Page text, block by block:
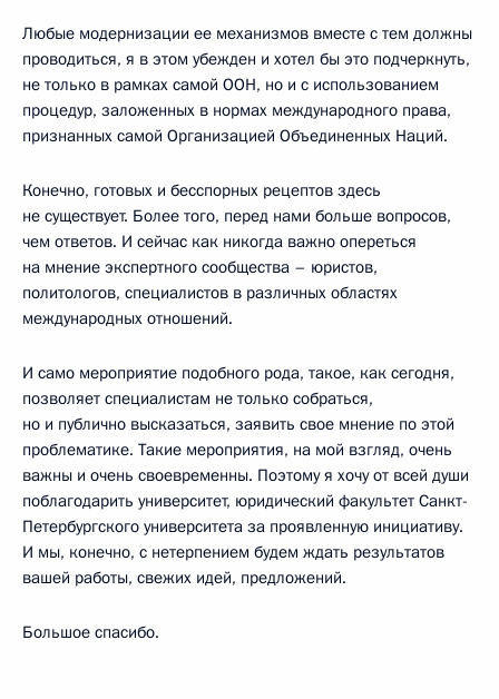
Любые модернизации ее механизмов вместе с тем должны
проводиться, я в этом убежден и хотел бы это подчеркнуть,
не только в рамках самой ООН, но и с использованием
процедур, заложенных в нормах международного права,
признанных самой Организацией Объединенных Наций.
Конечно, готовых и бесспорных рецептов здесь
не существует. Более того, перед нами больше вопросов,
чем ответов. И сейчас как никогда важно опереться
на мнение экспертного сообщества – юристов,
политологов, специалистов в различных областях
международных отношений.
И само мероприятие подобного рода, такое, как сегодня,
позволяет специалистам не только собраться,
но и публично высказаться, заявить свое мнение по этой
проблематике. Такие мероприятия, на мой взгляд, очень
важны и очень своевременны. Поэтому я хочу от всей души
поблагодарить университет, юридический факультет Санкт-
Петербургского университета за проявленную инициативу.
И мы, конечно, с нетерпением будем ждать результатов
вашей работы, свежих идей, предложений.
Большое спасибо.